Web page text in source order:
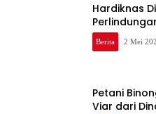
Hardiknas
Berita 2 Mei
Petani
Viar dari